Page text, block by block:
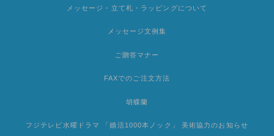
メッセージ・立て札・ラッピングについて
メッセージ文例集
ご贈答マナー
FAXでのご注文方法
胡蝶蘭
フジテレビ水曜ドラマ 「婚活1000本ノック」 美術協力のお知らせ